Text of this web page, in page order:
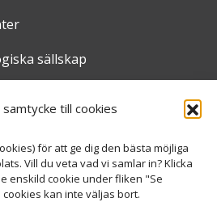
till cookies
för att ge dig den bästa möjliga
Vill du veta vad vi samlar in? Klicka
enskild cookie under fliken "Se
kan inte väljas bort.
sällskap
inom äldre- och
anhöriga